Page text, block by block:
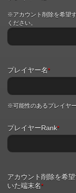
※アカウント削除を希望
ください。
プレイヤー名*
※可能性のあるプレイヤ
プレイヤーRank*
アカウント削除を希
いた端末名*